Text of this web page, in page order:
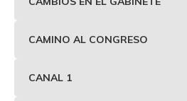
CAMINO AL CONGRESO
CANAL 1